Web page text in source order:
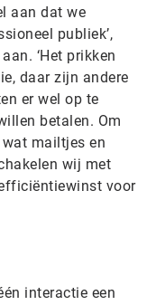
aan dat we
publiek’,
‘Het prikken
daar zijn andere
er wel op te
betalen. Om
mailtjes en
wij met
voor
interactie een